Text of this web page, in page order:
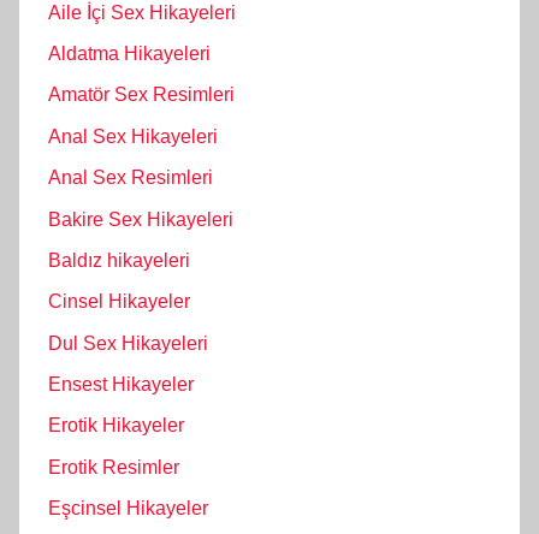
Aile İçi Sex Hikayeleri
Aldatma Hikayeleri
Amatör Sex Resimleri
Anal Sex Hikayeleri
Anal Sex Resimleri
Bakire Sex Hikayeleri
Baldız hikayeleri
Cinsel Hikayeler
Dul Sex Hikayeleri
Ensest Hikayeler
Erotik Hikayeler
Erotik Resimler
Eşcinsel Hikayeler